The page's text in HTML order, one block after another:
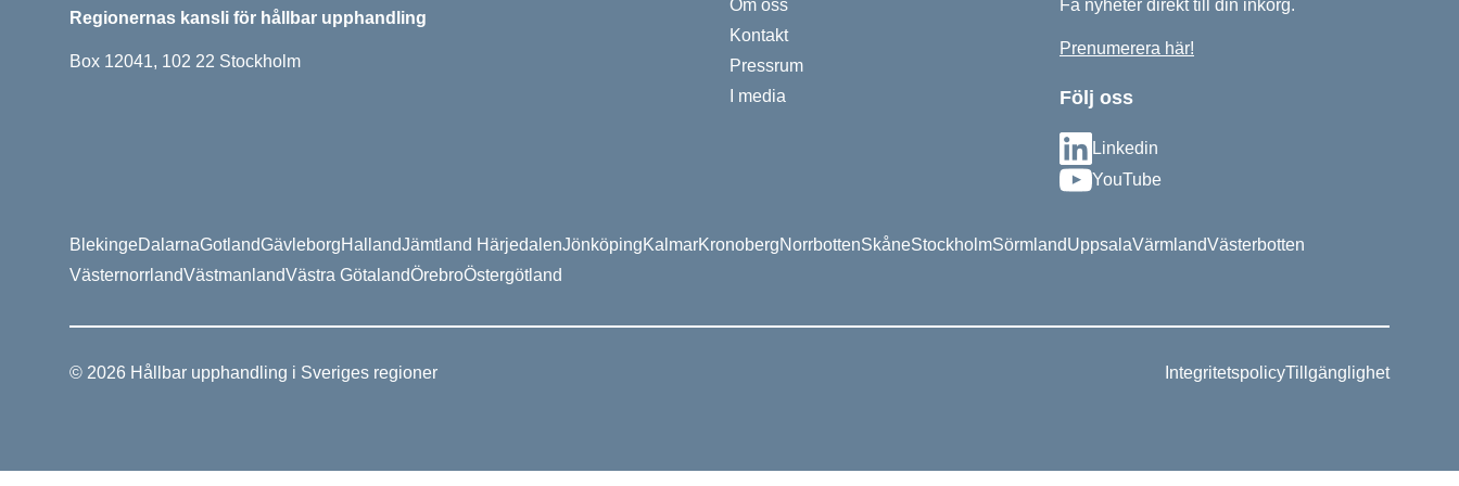
Regionernas kansli för hållbar upphandling
Box 12041, 102 22 Stockholm
Om oss
Kontakt
Pressrum
I media
Få nyheter direkt till din inkorg.
Prenumerera här!
Följ oss
Linkedin
YouTube
BlekingeDalarnaGotlandGävleborgHallandJämtland HärjedalenJönköpingKalmarKronobergNorrbottenSkåneStockholmSörmlandUppsalaVärmlandVästerbotten
VästernorrlandVästmanlandVästra GötalandÖrebroÖstergötland
© 2026 Hållbar upphandling i Sveriges regioner IntegritetspolicyTillgänglighet